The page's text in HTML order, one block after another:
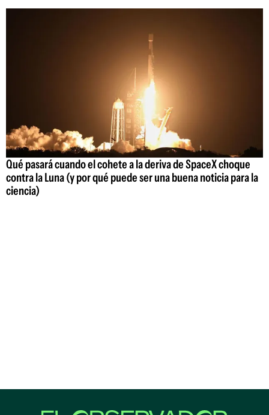
Qué pasará cuando el cohete a la deriva de SpaceX choque
contra la Luna (y por qué puede ser una buena noticia para la
ciencia)